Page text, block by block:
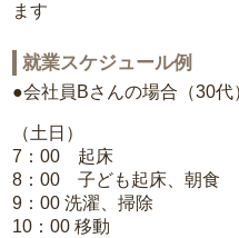
ます
就業スケジュール例
●会社員Bさんの場合（30代
（土日）
7：00 起床
8：00 子ども起床、朝食
9：00 洗濯、掃除
10：00 移動